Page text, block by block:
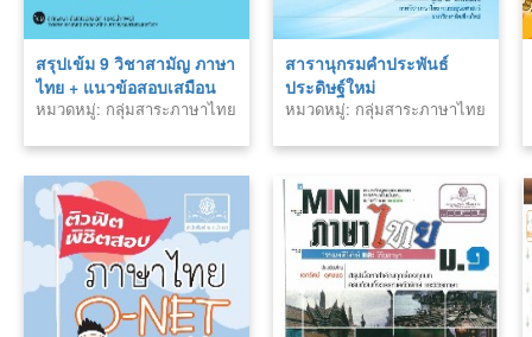
สรุปเข้ม 9 วิชาสามัญ ภาษา
ไทย + แนวข้อสอบเสมือน
จริง
หมวดหมู่: กลุ่มสาระภาษาไทย
สารานุกรมคำประพันธ์
ประดิษฐ์ใหม่
หมวดหมู่: กลุ่มสาระภาษาไทย